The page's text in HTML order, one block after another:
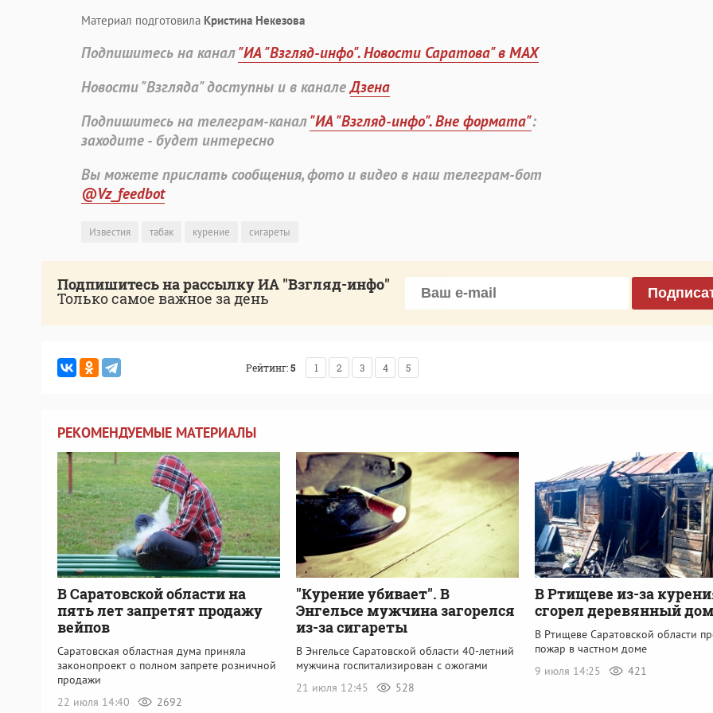
Материал подготовила Кристина Некезова
Подпишитесь на канал"ИА "Взгляд-инфо". Новости Саратова" в MAX
Новости "Взгляда" доступны и в каналеДзена
Подпишитесь на телеграм-канал"ИА "Взгляд-инфо". Вне формата":
заходите - будет интересно
Вы можете прислать сообщения, фото и видео в наш телеграм-бот
@Vz_feedbot
Известия табак курение сигареты
Подпишитесь на рассылку ИА "Взгляд-инфо"
Только самое важное за день
Рейтинг:5 1 2 3 4 5
РЕКОМЕНДУЕМЫЕ МАТЕРИАЛЫ
В Саратовской области на
пять лет запретят продажу
вейпов
Саратовская областная дума приняла
законопроект о полном запрете розничной
продажи
22 июля 14:40
2692
"Курение убивает". В
Энгельсе мужчина загорелся
из-за сигареты
В Энгельсе Саратовской области 40-летний
мужчина госпитализирован с ожогами
21 июля 12:45
528
В Ртищеве из-за
сгорел деревянный
В Ртищеве Саратовской области
пожар в частном доме
9 июля 14:25
421